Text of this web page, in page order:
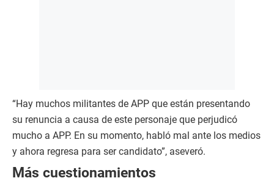
“Hay muchos militantes de APP que están presentando
su renuncia a causa de este personaje que perjudicó
mucho a APP. En su momento, habló mal ante los medios
y ahora regresa para ser candidato”, aseveró.
Más cuestionamientos